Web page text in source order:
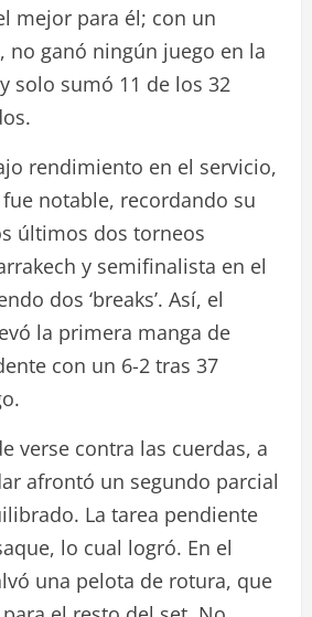
mejor para él; con un
no ganó ningún juego en la
solo sumó 11 de los 32
rendimiento en el servicio,
notable, recordando su
últimos dos torneos
y semifinalista en el
dos ‘breaks’. Así, el
la primera manga de
con un 6-2 tras 37
verse contra las cuerdas, a
afrontó un segundo parcial
La tarea pendiente
lo cual logró. En el
una pelota de rotura, que